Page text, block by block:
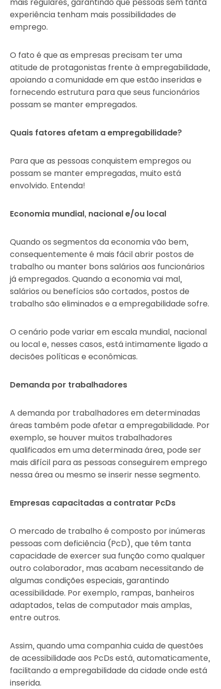
experiência tenham mais possibilidades de
emprego.
O fato é que as empresas precisam ter uma
atitude de protagonistas frente à empregabilidade,
apoiando a comunidade em que estão inseridas e
fornecendo estrutura para que seus funcionários
possam se manter empregados.
Quais fatores afetam a empregabilidade?
Para que as pessoas conquistem empregos ou
possam se manter empregadas, muito está
envolvido. Entenda!
Economia mundial, nacional e/ou local
Quando os segmentos da economia vão bem,
consequentemente é mais fácil abrir postos de
trabalho ou manter bons salários aos funcionários
já empregados. Quando a economia vai mal,
salários ou benefícios são cortados, postos de
trabalho são eliminados e a empregabilidade sofre.
O cenário pode variar em escala mundial, nacional
ou local e, nesses casos, está intimamente ligado a
decisões políticas e econômicas.
Demanda por trabalhadores
A demanda por trabalhadores em determinadas
áreas também pode afetar a empregabilidade. Por
exemplo, se houver muitos trabalhadores
qualificados em uma determinada área, pode ser
mais difícil para as pessoas conseguirem emprego
nessa área ou mesmo se inserir nesse segmento.
Empresas capacitadas a contratar PcDs
O mercado de trabalho é composto por inúmeras
pessoas com deficiência (PcD), que têm tanta
capacidade de exercer sua função como qualquer
outro colaborador, mas acabam necessitando de
algumas condições especiais, garantindo
acessibilidade. Por exemplo, rampas, banheiros
adaptados, telas de computador mais amplas,
entre outros.
Assim, quando uma companhia cuida de questões
de acessibilidade aos PcDs está, automaticamente,
facilitando a empregabilidade da cidade onde está
inserida.